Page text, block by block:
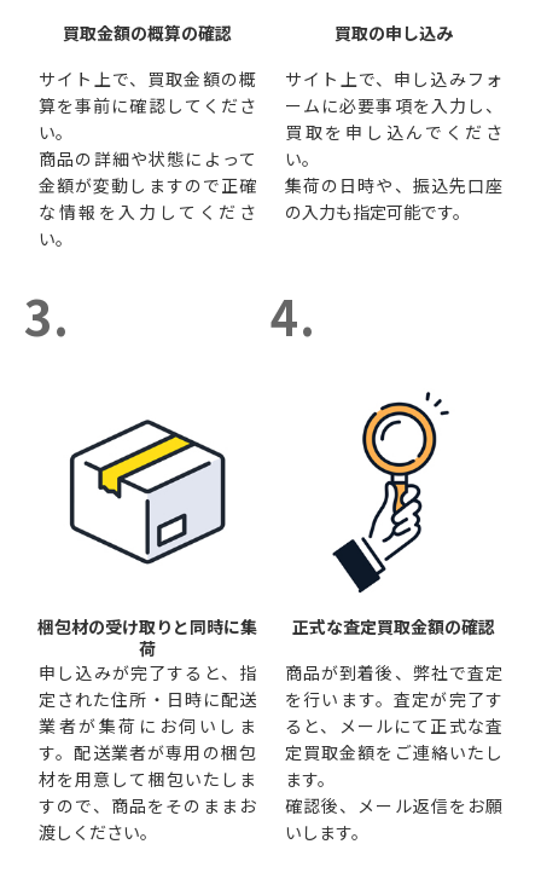
買取金額の概算の確認
サイト上で、買取金額の概
算を事前に確認してくださ
い。
商品の詳細や状態によって
金額が変動しますので正確
な情報を入力してくださ
い。
買取の申し込み
サイト上で、申し込みフォ
ームに必要事項を入力し、
買取を申し込んでくださ
い。
集荷の日時や、振込先口座
の入力も指定可能です。
3.
梱包材の受け取りと同時に集
荷
申し込みが完了すると、指
定された住所・日時に配送
業者が集荷にお伺いしま
す。配送業者が専用の梱包
材を用意して梱包いたしま
すので、商品をそのままお
渡しください。
4.
正式な査定買取金額の確認
商品が到着後、弊社で査定
を行います。査定が完了す
ると、メールにて正式な査
定買取金額をご連絡いたし
ます。
確認後、メール返信をお願
いします。